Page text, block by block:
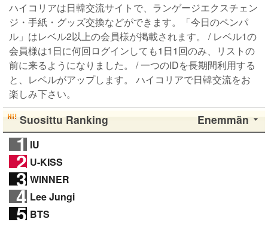
ハイコリアは日韓交流サイトで、ランゲージエクスチェン
ジ・手紙・グッズ交換などができます。「今日のペンパ
ル」はレベル2以上の会員様が掲載されます。 / レベル1の
会員様は1日に何回ログインしても1日1回のみ、リストの
前に来るようになりました。 / 一つのIDを長期間利用する
と、レベルがアップします。 ハイコリアで日韓交流をお
楽しみ下さい。
Enemmän
Suosittu Ranking
1 IU
2 U-KISS
3 WINNER
4 Lee Jungi
5 BTS